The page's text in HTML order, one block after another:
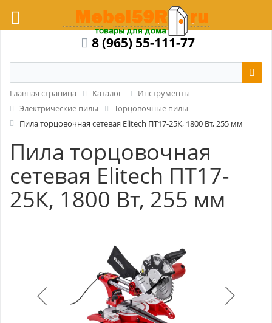
8 (965) 55-111-77
Главная страница Каталог
Инструменты
Электрические пилы
Торцовочные пилы
Пила торцовочная сетевая Elitech ПТ17-25К, 1800 Вт, 255 мм
Пила торцовочная
сетевая Elitech ПТ17-
25К, 1800 Вт, 255 мм